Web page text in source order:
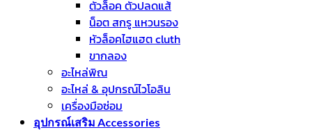
ตัวล็อค ตัวปลดแส้
น็อต สกรู แหวนรอง
หัวล็อคไฮแฮต cluth
ขากลอง
อะไหล่พิณ
อะไหล่ & อุปกรณ์ไวโอลิน
เครื่องมือซ่อม
อุปกรณ์เสริม Accessories